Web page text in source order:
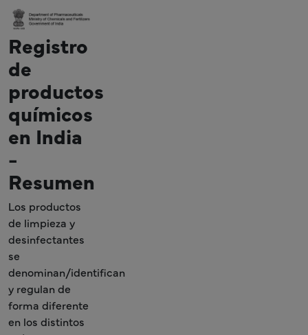
Registro
de
productos
químicos
en India
-
Resumen
Los productos
de limpieza y
desinfectantes
se
denominan/identifican
y regulan de
forma diferente
en los distintos